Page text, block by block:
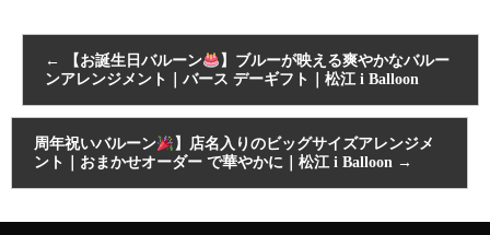
← 【お誕生日バルーン
】ブルーが映える爽やかなバルー
ンアレンジメント｜バース デーギフト｜松江 i Balloon
周年祝いバルーン
】店名入りのビッグサイズアレンジメ
ント｜おまかせオーダー で華やかに｜松江 i Balloon →